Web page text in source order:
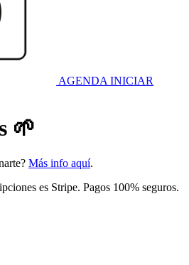
AGENDA INICIAR
🌱
Más info aquí.
es Stripe. Pagos 100% seguros.